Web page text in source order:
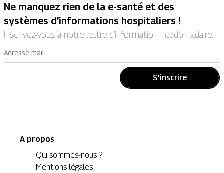
Ne manquez rien de la e-santé et des
systèmes d’informations hospitaliers !
Inscrivez-vous à notre lettre d’information hebdomadaire.
Adresse mail
S'inscrire
A propos
Qui sommes-nous ?
Mentions légales